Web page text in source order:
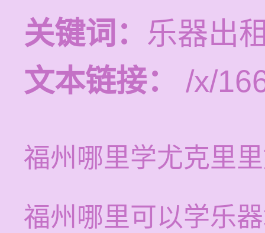
关键词： 乐器出
文本链接：
/x/
福州哪里学尤克里
福州哪里可以学乐